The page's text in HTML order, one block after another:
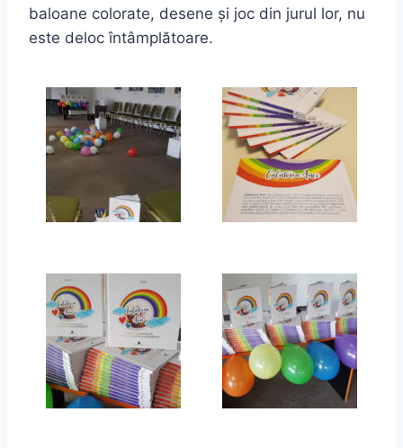
baloane colorate, desene şi joc din jurul lor, nu
este deloc întâmplătoare.